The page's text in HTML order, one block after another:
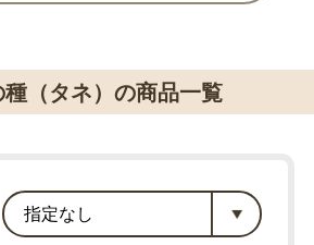
（タネ）の商品一覧